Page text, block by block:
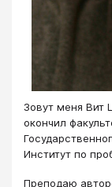
Зовут меня Вит
окончил
Институт по
Преподаю